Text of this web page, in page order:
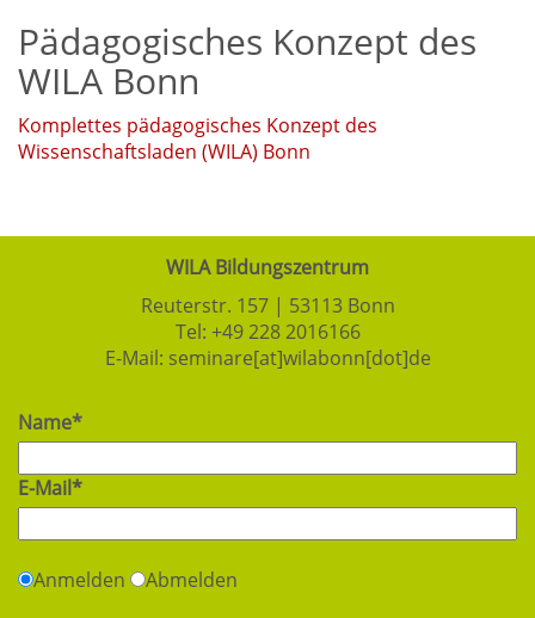
Pädagogisches Konzept des
WILA Bonn
Komplettes pädagogisches Konzept des
Wissenschaftsladen (WILA) Bonn
WILA Bildungszentrum
Reuterstr. 157 | 53113 Bonn
Tel: +49 228 2016166
E-Mail: seminare[at]wilabonn[dot]de
Name*
E-Mail*
Anmelden Abmelden